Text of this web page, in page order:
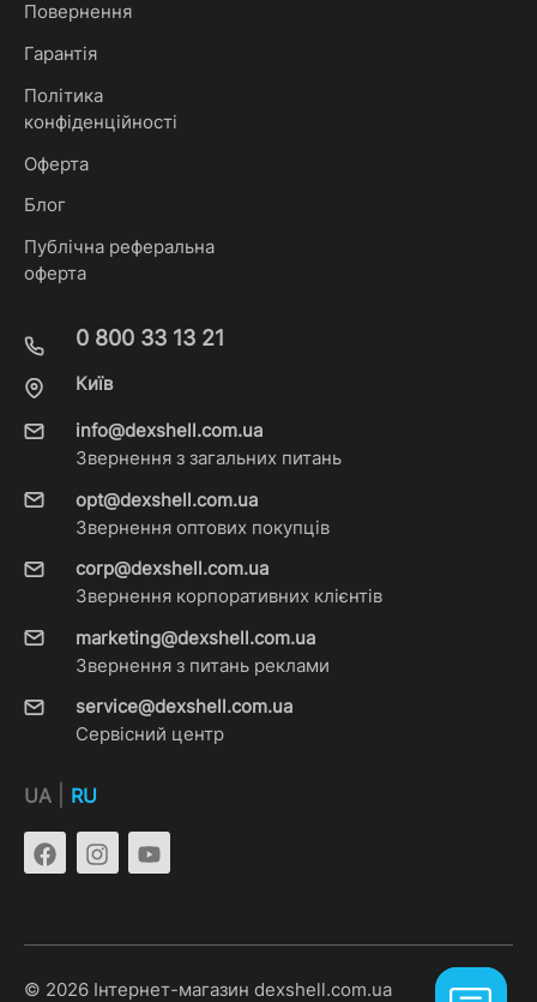
Повернення
Гарантія
Політика
конфіденційності
Оферта
Блог
Публічна реферальна
оферта
0 800 33 13 21
Київ
info@dexshell.com.ua
Звернення з загальних питань
opt@dexshell.com.ua
Звернення оптових покупців
corp@dexshell.com.ua
Звернення корпоративних клієнтів
marketing@dexshell.com.ua
Звернення з питань реклами
service@dexshell.com.ua
Сервісний центр
UA RU
© 2026 Інтернет-магазин dexshell.com.ua